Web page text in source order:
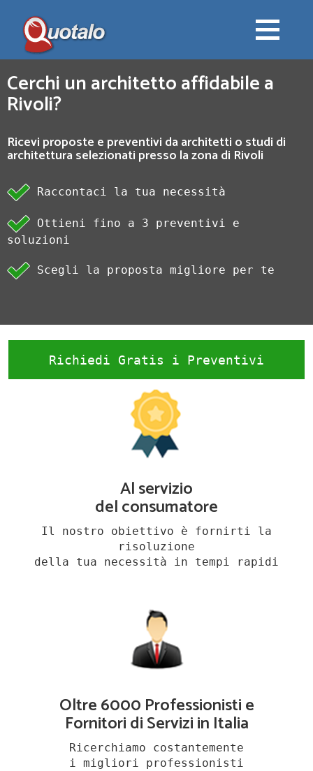
Cerchi un architetto affidabile a
Rivoli?
Ricevi proposte e preventivi da architetti o studi di
architettura selezionati presso la zona di Rivoli
Raccontaci la tua necessità
Ottieni fino a 3 preventivi e
soluzioni
Scegli la proposta migliore per te
Richiedi Gratis i Preventivi
Al servizio
del consumatore
Il nostro obiettivo è fornirti la
risoluzione
della tua necessità in tempi rapidi
Oltre 6000 Professionisti e
Fornitori di Servizi in Italia
Ricerchiamo costantemente
i migliori professionisti